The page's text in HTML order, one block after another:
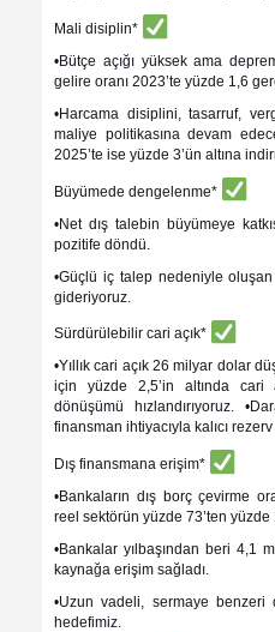
Mali disiplin*
•Bütçe açığı yüksek ama
gelire oranı 2023’te yüzde 1,6
•Harcama disiplini, tasarruf,
maliye politikasına devam
2025’te ise yüzde 3’ün altına
Büyümede dengelenme*
•Net dış talebin büyümeye
pozitife döndü.
•Güçlü iç talep nedeniyle
gideriyoruz.
Sürdürülebilir cari açık*
•Yıllık cari açık 26 milyar dolar
için yüzde 2,5’in altında cari
dönüşümü hızlandırıyoruz.
finansman ihtiyacıyla kalıcı
Dış finansmana erişim*
•Bankaların dış borç çevirme
reel sektörün yüzde 73’ten yüzde
•Bankalar yılbaşından beri 4,1
kaynağa erişim sağladı.
•Uzun vadeli, sermaye benzeri
hedefimiz.